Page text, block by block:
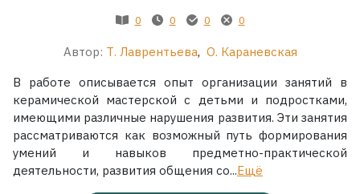
0 0 0 0
Автор: Т. Лаврентьева, О. Караневская
В работе описывается опыт организации занятий в
керамической мастерской с детьми и подростками,
имеющими различные нарушения развития. Эти занятия
рассматриваются как возможный путь формирования
умений и навыков предметно-практической
деятельности, развития общения со...Ещё